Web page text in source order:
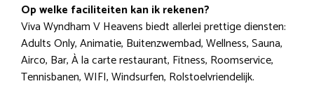
Op welke faciliteiten kan ik rekenen?
Viva Wyndham V Heavens biedt allerlei prettige diensten:
Adults Only, Animatie, Buitenzwembad, Wellness, Sauna,
Airco, Bar, À la carte restaurant, Fitness, Roomservice,
Tennisbanen, WIFI, Windsurfen, Rolstoelvriendelijk.